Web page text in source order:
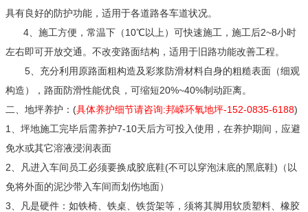
具有良好的防护功能，适用于各道路各车道状况。
4、施工方便，常温下（10℃以上）可快速施工，施工后2~8小时
左右即可开放交通。不改变路面结构，适用于旧路功能改善工程。
5、充分利用原路面粗构造及彩浆防滑材料自身的粗糙表面（细观
构造），路面防滑性能优良，可缩短20%~40%制动距离。
二、地坪养护：(具体养护细节请咨询:邦嵘环氧地坪-152-0835-6188)
1、坪地施工完毕后需养护7-10天后方可投入使用，在养护期间，应避
免水或其它溶液浸润表面
2、凡进入车间员工必须要换成胶底鞋(不可以穿泡沫底的黑底鞋)（以
免将外面的泥沙带入车间而划伤地面）
3、凡是硬件：如铁椅、铁桌、铁货架等，须将其脚用软质塑料、橡胶